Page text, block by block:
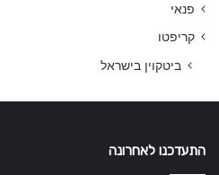
פנאי
קריפטו
ביטקוין בישראל
התעדכנו לאחרונה